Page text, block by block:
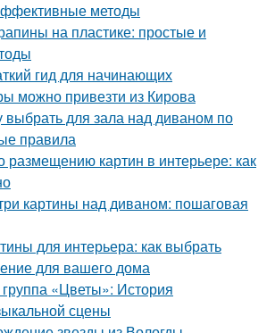
методы
на пластике: простые и
гид для начинающих
можно привезти из Кирова
выбрать для зала над диваном по
правила
размещению картин в интерьере: как
картины над диваном: пошаговая
для интерьера: как выбрать
для вашего дома
«Цветы»: История
сцены